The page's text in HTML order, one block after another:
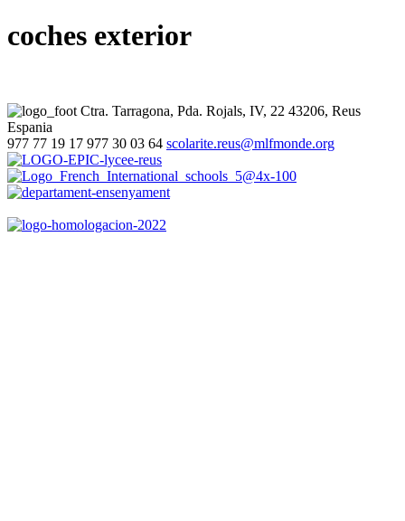
coches exterior
Ctra. Tarragona, Pda. Rojals, IV, 22 43206, Reus
Espania
977 77 19 17 977 30 03 64 scolarite.reus@mlfmonde.org